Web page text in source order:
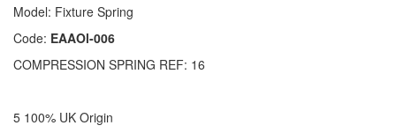
Model: Fixture Spring
Code: EAAOl-006
COMPRESSION SPRING REF: 16
5 100% UK Origin